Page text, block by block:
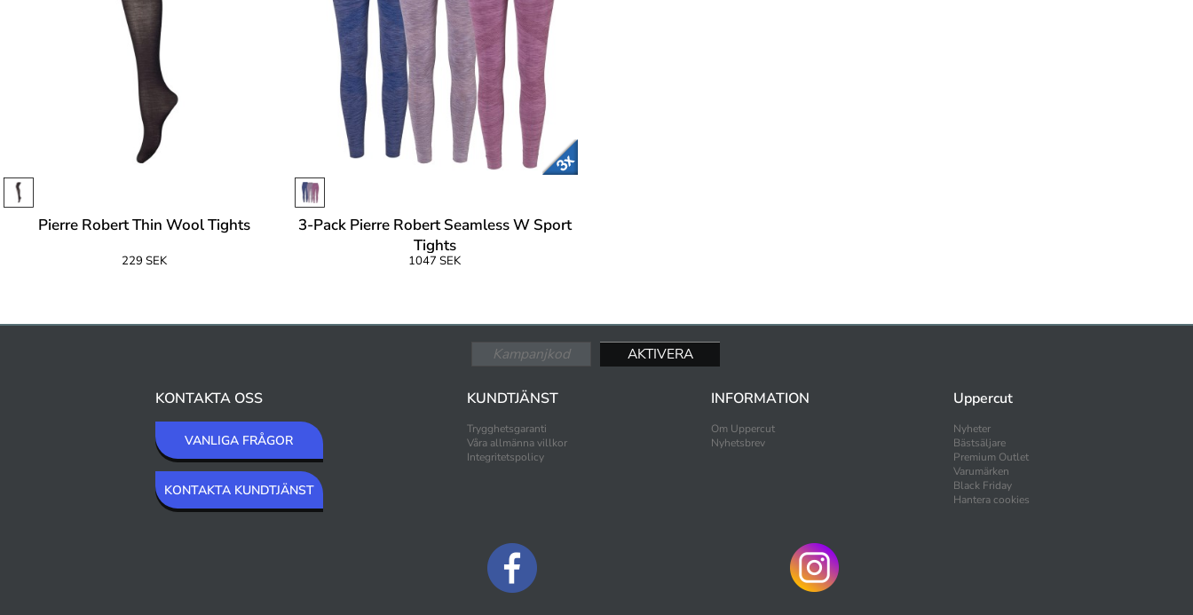
Pierre Robert Thin Wool Tights
229 SEK
3-Pack Pierre Robert Seamless W Sport
Tights
1047 SEK
KONTAKTA OSS
VANLIGA FRÅGOR
KONTAKTA KUNDTJÄNST
KUNDTJÄNST
Trygghetsgaranti
Våra allmänna villkor
Integritetspolicy
INFORMATION
Om Uppercut
Nyhetsbrev
Uppercut
Nyheter
Bästsäljare
Premium Outlet
Varumärken
Black Friday
Hantera cookies